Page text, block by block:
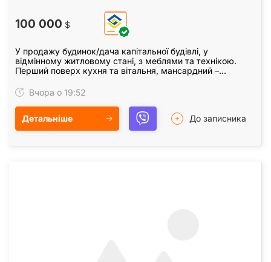
100 000 $
У продажу будинок/дача капітальної будівлі, у
відмінному житловому стані, з меблями та технікою.
Перший поверх кухня та вітальня, мансардний –
Вчора о 19:52
Детальніше До записника